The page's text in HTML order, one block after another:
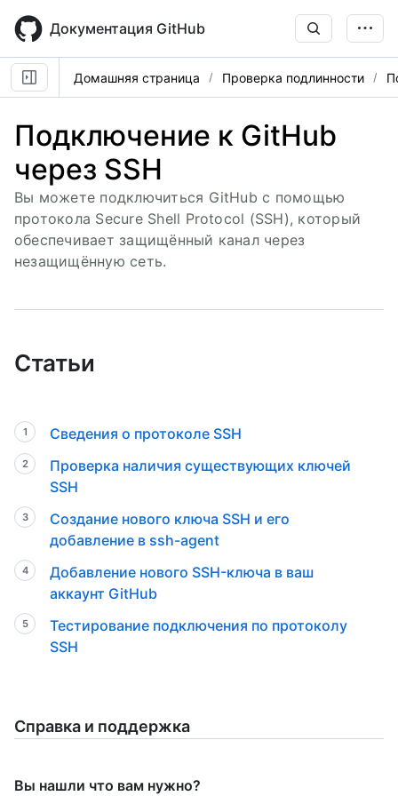
main
content
Документация GitHub
Домашняя страница Проверка подлинности
Подключение к GitHub
через SSH
Вы можете подключиться GitHub с помощью
протокола Secure Shell Protocol (SSH), который
обеспечивает защищённый канал через
незащищённую сеть.
Статьи
Сведения о протоколе SSH
Проверка наличия существующих ключей
SSH
Создание нового ключа SSH и его
добавление в ssh-agent
Добавление нового SSH-ключа в ваш
аккаунт GitHub
Тестирование подключения по протоколу
SSH
Справка и поддержка
Вы нашли что вам нужно?